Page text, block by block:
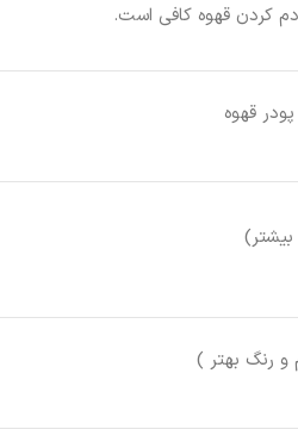
کردن قهوه کافی است.
قهوه
بیشتر)
و رنگ بهتر )